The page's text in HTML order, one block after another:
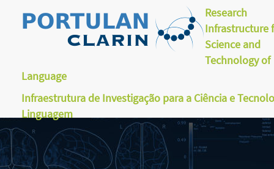
Research
Infrastructure
Science and
Technology of
Language
Infraestrutura de Investigação para a Ciência e
Linguagem